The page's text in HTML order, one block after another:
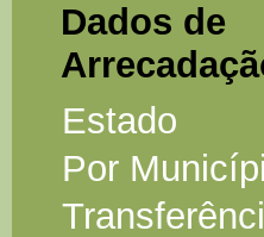
Dados de
Estado
Por